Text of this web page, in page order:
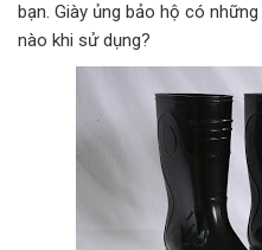
bạn. Giày ủng bảo hộ có
nào khi sử dụng?